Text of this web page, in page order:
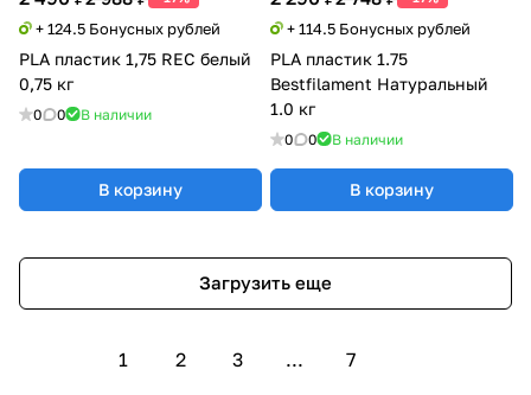
+ 124.5 Бонусных рублей
PLA пластик 1,75 REC белый
0,75 кг
0 0 В наличии
В корзину
+ 114.5 Бонусных рублей
PLA пластик 1.75
Bestfilament Натуральный
1.0 кг
0 0 В наличии
В корзину
Загрузить еще
1 2 3 ... 7